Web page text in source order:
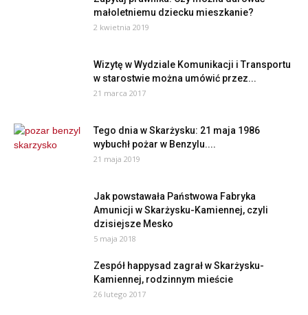
małoletniemu dziecku mieszkanie?
2 kwietnia 2019
Wizytę w Wydziale Komunikacji i Transportu
w starostwie można umówić przez...
21 marca 2017
Tego dnia w Skarżysku: 21 maja 1986
wybuchł pożar w Benzylu....
21 maja 2019
Jak powstawała Państwowa Fabryka
Amunicji w Skarżysku-Kamiennej, czyli
dzisiejsze Mesko
5 maja 2018
Zespół happysad zagrał w Skarżysku-
Kamiennej, rodzinnym mieście
26 lutego 2017